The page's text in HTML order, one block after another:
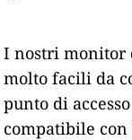
I nostri monitor
molto facili da
punto di
compatibile con